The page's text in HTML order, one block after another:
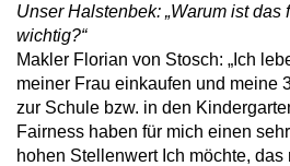
Unser Halstenbek: „Warum ist das
wichtig?“
Makler Florian von Stosch: „Ich
meiner Frau einkaufen und meine
zur Schule bzw. in den
Fairness haben für mich einen sehr
hohen Stellenwert Ich möchte, das